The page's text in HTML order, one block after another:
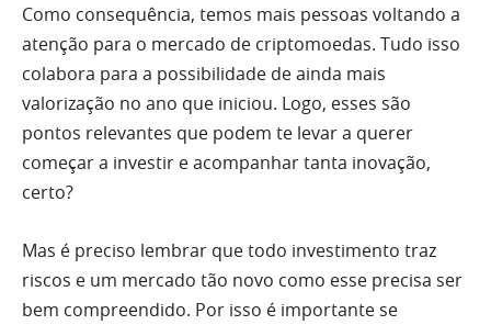
Como consequência, temos mais pessoas voltando a
atenção para o mercado de criptomoedas. Tudo isso
colabora para a possibilidade de ainda mais
valorização no ano que iniciou. Logo, esses são
pontos relevantes que podem te levar a querer
começar a investir e acompanhar tanta inovação,
certo?
Mas é preciso lembrar que todo investimento traz
riscos e um mercado tão novo como esse precisa ser
bem compreendido. Por isso é importante se